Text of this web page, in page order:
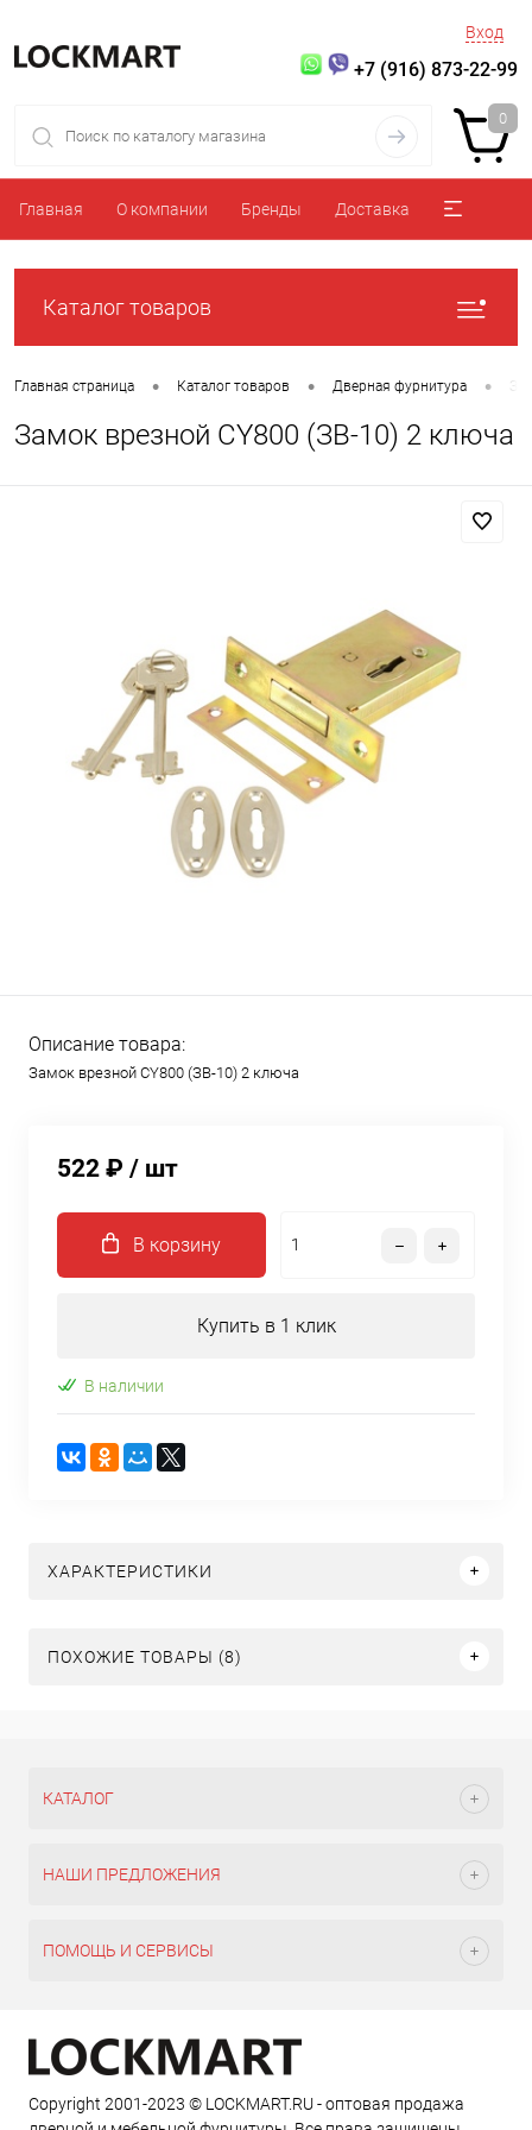
Вход
+7 (916) 873-22-99
0
Главная О компании Бренды Доставка
Каталог товаров
Главная страница • Каталог товаров • Дверная фурнитура •
Замок врезной CY800 (ЗВ-10) 2 ключа
Описание товара:
Замок врезной CY800 (ЗВ-10) 2 ключа
522 ₽ / шт
В корзину
Купить в 1 клик
В наличии
ХАРАКТЕРИСТИКИ
ПОХОЖИЕ ТОВАРЫ (8)
КАТАЛОГ
НАШИ ПРЕДЛОЖЕНИЯ
ПОМОЩЬ И СЕРВИСЫ
Copyright 2001-2023 © LOCKMART.RU - оптовая продажа